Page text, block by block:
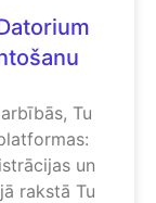
Tu
un
rakstā Tu